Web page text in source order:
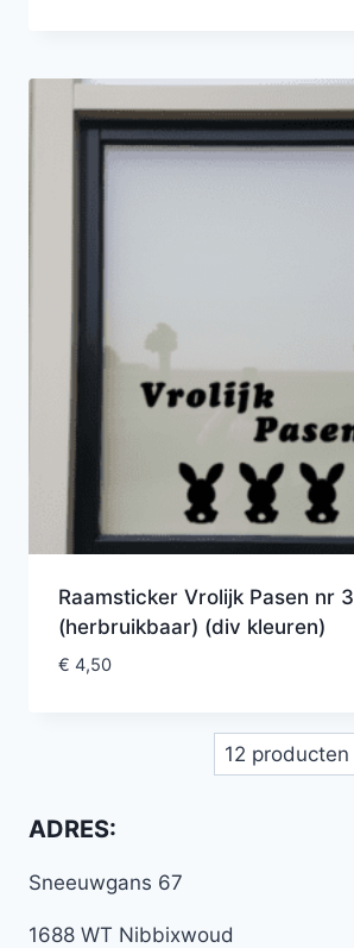
Raamsticker Vrolijk Pasen nr 3
(herbruikbaar) (div kleuren)
€ 4,50
ADRES:
Sneeuwgans 67
1688 WT Nibbixwoud